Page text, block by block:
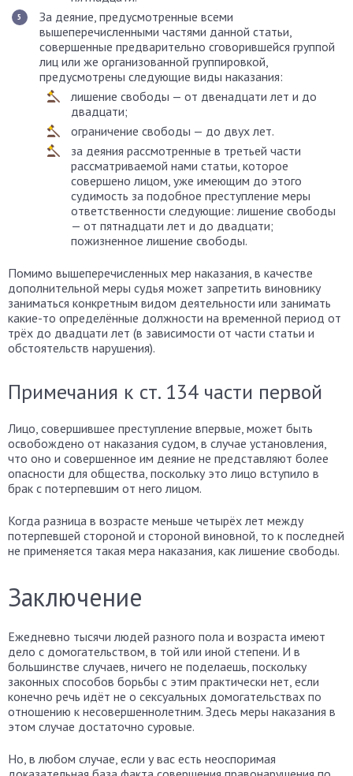
За деяние, предусмотренные всеми
вышеперечисленными частями данной статьи,
совершенные предварительно сговорившейся группой
лиц или же организованной группировкой,
предусмотрены следующие виды наказания:
лишение свободы — от двенадцати лет и до
двадцати;
ограничение свободы — до двух лет.
за деяния рассмотренные в третьей части
рассматриваемой нами статьи, которое
совершено лицом, уже имеющим до этого
судимость за подобное преступление меры
ответственности следующие: лишение свободы
— от пятнадцати лет и до двадцати;
пожизненное лишение свободы.
Помимо вышеперечисленных мер наказания, в качестве
дополнительной меры судья может запретить виновнику
заниматься конкретным видом деятельности или занимать
какие-то определённые должности на временной период от
трёх до двадцати лет (в зависимости от части статьи и
обстоятельств нарушения).
Примечания к ст. 134 части первой
Лицо, совершившее преступление впервые, может быть
освобождено от наказания судом, в случае установления,
что оно и совершенное им деяние не представляют более
опасности для общества, поскольку это лицо вступило в
брак с потерпевшим от него лицом.
Когда разница в возрасте меньше четырёх лет между
потерпевшей стороной и стороной виновной, то к последней
не применяется такая мера наказания, как лишение свободы.
Заключение
Ежедневно тысячи людей разного пола и возраста имеют
дело с домогательством, в той или иной степени. И в
большинстве случаев, ничего не поделаешь, поскольку
законных способов борьбы с этим практически нет, если
конечно речь идёт не о сексуальных домогательствах по
отношению к несовершеннолетним. Здесь меры наказания в
этом случае достаточно суровые.
Но, в любом случае, если у вас есть неоспоримая